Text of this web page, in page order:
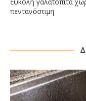
πεντανόστιμη